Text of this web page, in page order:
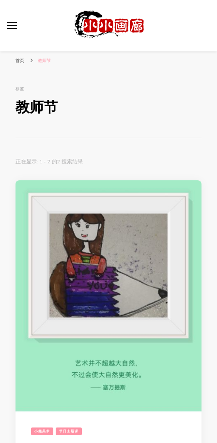
首页 教师节
标签
教师节
正在显示: 1 - 2 的2 搜索结果
小熊美术 节日主题课